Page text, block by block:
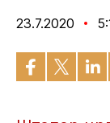
23.7.2020